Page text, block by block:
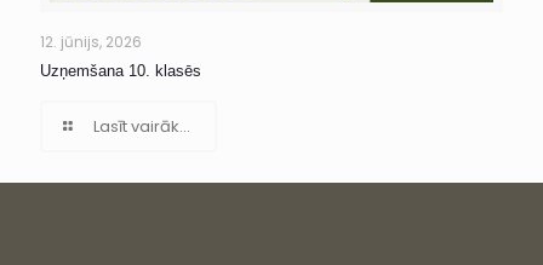
12. jūnijs, 2026
Uzņemšana 10. klasēs
Lasīt vairāk...